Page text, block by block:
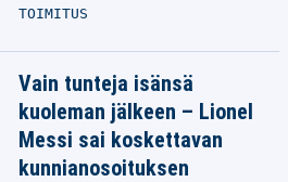
TOIMITUS
Vain tunteja isänsä
kuoleman jälkeen – Lionel
Messi sai koskettavan
kunnianosoituksen